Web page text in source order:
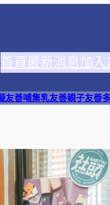
首頁最新消息加入
友善哺集乳友善親子友善